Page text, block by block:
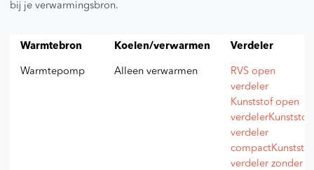
bij je verwarmingsbron.
Warmtebron Koelen/verwarmen Verdeler
Warmtepomp Alleen verwarmen
RVS open
verdeler
Kunststof open
verdelerKunststof
verdeler
compactKunststof
verdeler zonder